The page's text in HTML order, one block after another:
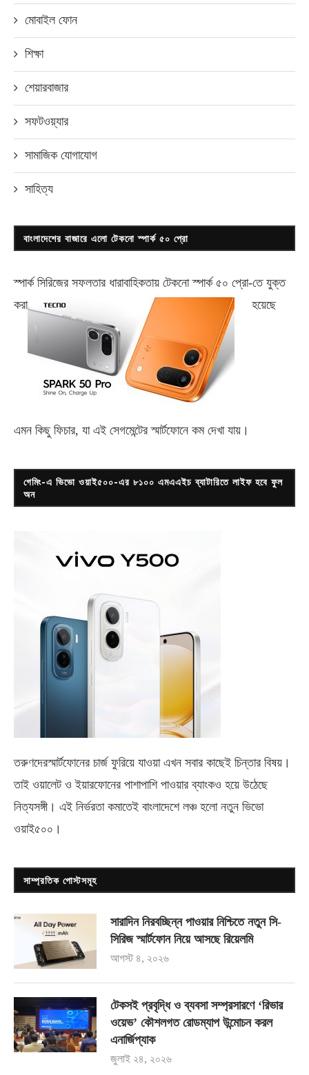
মোবাইল ফোন
শিক্ষা
শেয়ারবাজার
সফটওয়্যার
সামাজিক যোগাযোগ
সাহিত্য
বাংলাদেশের বাজারে এলো টেকনো স্পার্ক ৫০ প্রো
স্পার্ক সিরিজের সফলতার ধারাবাহিকতায় টেকনোস্পার্ক ৫০ প্রো-তে যুক্ত
করা
হয়েছে
এমন কিছু ফিচার, যা এই সেগমেন্টের স্মার্টফোনে কম দেখা যায়।
গেমিং-এ ভিভো ওয়াই৫০০-এর ৮১০০ এমএএইচ ব্যাটারিতে লাইফ হবে ফুল
অন
তরুণদেরস্মার্টফোনের চার্জ ফুরিয়ে যাওয়া এখন সবার কাছেই চিন্তার বিষয়।
তাই ওয়ালেট ও ইয়ারফোনের পাশাপাশি পাওয়ার ব্যাংকও হয়ে উঠেছে
নিত্যসঙ্গী। এই নির্ভরতা কমাতেই বাংলাদেশে লঞ্চ হলো নতুন ভিভো
ওয়াই৫০০ ।
সাম্প্রতিক পোস্টসমূহ
সারাদিন নিরবচ্ছিন্ন পাওয়ার নিশ্চিতে নতুন সি-
সিরিজ স্মার্টফোন নিয়ে আসছে রিয়েলমি
আগস্ট ৪, ২০২৬
টেকসই প্রবৃদ্ধি ও ব্যবসা সম্প্রসারণে ‘রিভার
ওয়েভ’ কৌশলগত রোডম্যাপ উন্মোচন করল
এনার্জিপ্যাক
জুলাই ২৪, ২০২৬